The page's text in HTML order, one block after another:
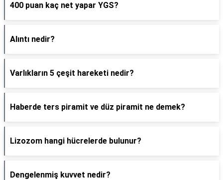
400 puan kaç net yapar YGS?
Alıntı nedir?
Varlıkların 5 çeşit hareketi nedir?
Haberde ters piramit ve düz piramit ne demek?
Lizozom hangi hücrelerde bulunur?
Dengelenmiş kuvvet nedir?